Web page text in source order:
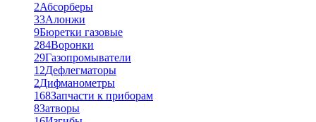
2Абсорберы
33Алонжи
9Бюретки газовые
284Воронки
29Газопромыватели
12Дефлегматоры
2Дифманометры
168Запчасти к приборам
8Затворы